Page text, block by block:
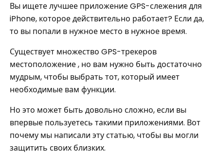
Вы ищете лучшее приложение GPS-слежения для
iPhone, которое действительно работает? Если да,
то вы попали в нужное место в нужное время.
Существует множество GPS-трекеров
местоположение , но вам нужно быть достаточно
мудрым, чтобы выбрать тот, который имеет
необходимые вам функции.
Но это может быть довольно сложно, если вы
впервые пользуетесь такими приложениями. Вот
почему мы написали эту статью, чтобы вы могли
защитить своих близких.